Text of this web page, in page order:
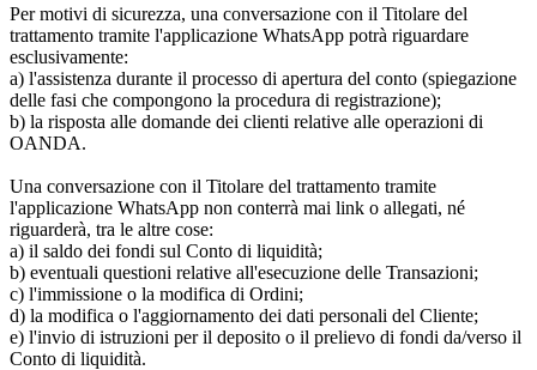
Per motivi di sicurezza, una conversazione con il Titolare del
trattamento tramite l'applicazione WhatsApp potrà riguardare
esclusivamente:
a) l'assistenza durante il processo di apertura del conto (spiegazione
delle fasi che compongono la procedura di registrazione);
b) la risposta alle domande dei clienti relative alle operazioni di
OANDA.
Una conversazione con il Titolare del trattamento tramite
l'applicazione WhatsApp non conterrà mai link o allegati, né
riguarderà, tra le altre cose:
a) il saldo dei fondi sul Conto di liquidità;
b) eventuali questioni relative all'esecuzione delle Transazioni;
c) l'immissione o la modifica di Ordini;
d) la modifica o l'aggiornamento dei dati personali del Cliente;
e) l'invio di istruzioni per il deposito o il prelievo di fondi da/verso il
Conto di liquidità.